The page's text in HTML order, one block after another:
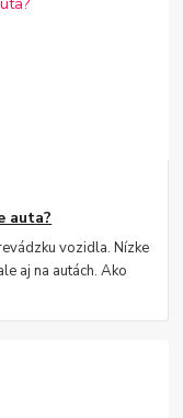
auta?
vozidla. Nízke
aj na autách. Ako